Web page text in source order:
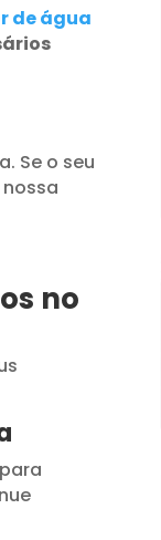
de água
Se o seu
nossa
no